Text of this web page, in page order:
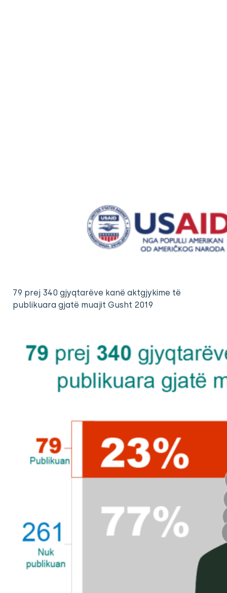
79 prej 340 gjyqtarëve kanë aktgjykime të
publikuara gjatë muajit Gusht 2019